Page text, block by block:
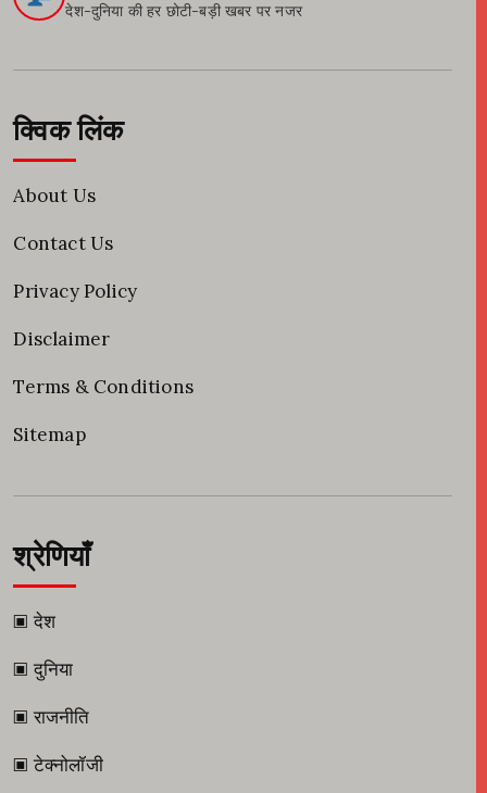
देश-दुनिया की हर छोटी-बड़ी खबर पर नजर
क्विक लिंक
About Us
Contact Us
Privacy Policy
Disclaimer
Terms & Conditions
Sitemap
श्रेणियाँ
▣ देश
▣ दुनिया
▣ राजनीति
▣ टेक्नोलॉजी